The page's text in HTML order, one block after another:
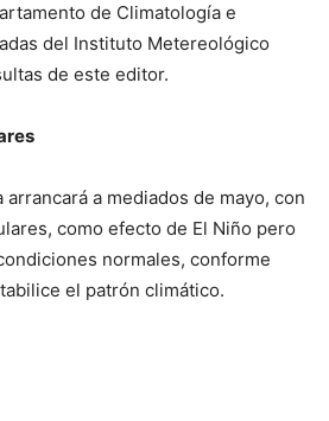
de Climatología e
del Instituto Metereológico
de este editor.
a mediados de mayo, con
como efecto de El Niño pero
normales, conforme
el patrón climático.